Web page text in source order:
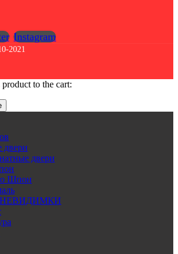
Instagram
2021
to the cart:
двери
двери
Шпон